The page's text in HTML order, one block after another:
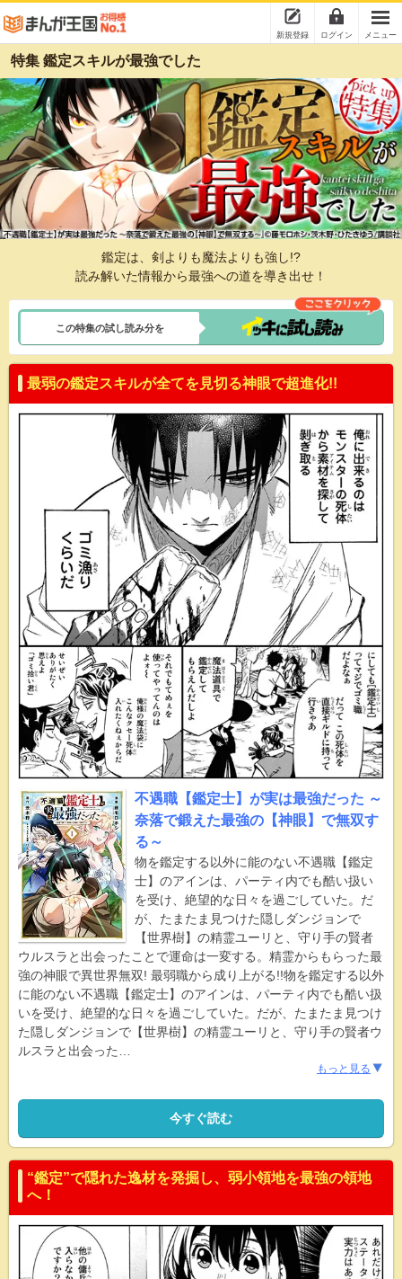
新規登録 ログイン メニュー
特集 鑑定スキルが最強でした
鑑定は、剣よりも魔法よりも強し!?
読み解いた情報から最強への道を導き出せ！
この特集の試し読み分を
最弱の鑑定スキルが全てを見切る神眼で超進化!!
不遇職【鑑定士】が実は最強だった ～
奈落で鍛えた最強の【神眼】で無双す
る～
物を鑑定する以外に能のない不遇職【鑑定
士】のアインは、パーティ内でも酷い扱い
を受け、絶望的な日々を過ごしていた。だ
が、たまたま見つけた隠しダンジョンで
【世界樹】の精霊ユーリと、守り手の賢者
ウルスラと出会ったことで運命は一変する。精霊からもらった最
強の神眼で異世界無双! 最弱職から成り上がる!!物を鑑定する以外
に能のない不遇職【鑑定士】のアインは、パーティ内でも酷い扱
いを受け、絶望的な日々を過ごしていた。だが、たまたま見つけ
た隠しダンジョンで【世界樹】の精霊ユーリと、守り手の賢者ウ
ルスラと出会った
もっと見る
今すぐ読む
“鑑定”で隠れた逸材を発掘し、弱小領地を最強の領地
へ！